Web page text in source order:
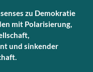
zu Demokratie
mit Polarisierung,
und sinkender